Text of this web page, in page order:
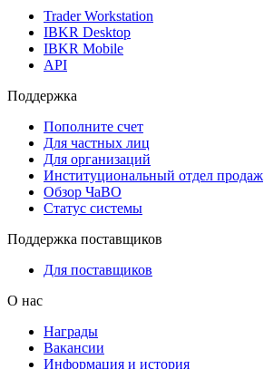
Trader Workstation
IBKR Desktop
IBKR Mobile
API
Поддержка
Пополните счет
Для частных лиц
Для организаций
Институциональный отдел продаж
Обзор ЧаВО
Статус системы
Поддержка поставщиков
Для поставщиков
О нас
Награды
Вакансии
Информация и история